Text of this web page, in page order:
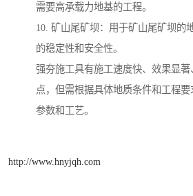
需要高承载力地基的工程。
10. 矿山尾矿坝：用于矿山尾矿坝的
的稳定性和安全性。
强夯施工具有施工速度快、效果显
点，但需根据具体地质条件和工程
参数和工艺。
http://www.hnyjqh.com